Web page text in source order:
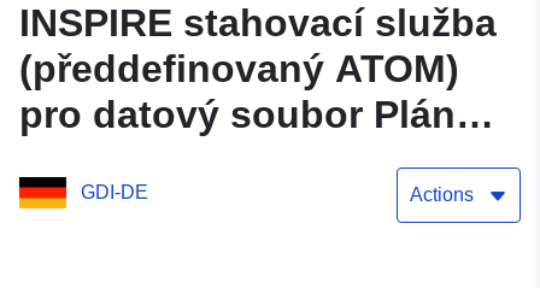
INSPIRE stahovací služba
(předdefinovaný ATOM)
pro datový soubor Plán
Ochsenweide"
GDI-DE Actions